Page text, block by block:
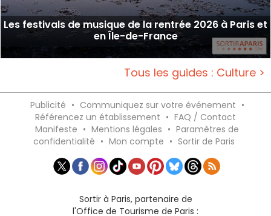
Les festivals de musique de la rentrée 2026 à Paris et
en Île-de-France
Tous les guides : Culture >
Publicité • Communiquez sur votre événement •
Référencez un établissement • FAQ / Contact
Manifeste • Mentions légales • Paramètres de
confidentialité • Mon compte • Sortir de Paris
Sortir à Paris, partenaire de
l'Office de Tourisme de Paris :